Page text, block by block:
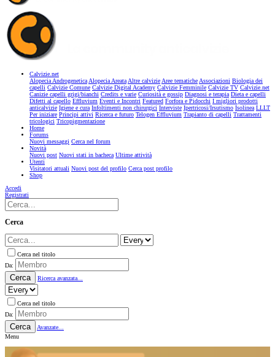
Calvizie.net
Alopecia AndrogeneticaAlopecia AreataAltre calvizieAree tematicheAssociazioni Biologia dei
capelli Calvizie Comune Calvizie Digital Academy Calvizie Femminile Calvizie TV Calvizie.net
Canizie capelli grigi/bianchi Credits e varie Curiosità e gossip Diagnosi e terapia Dieta e capelli
Difetti al capello Effluvium Eventi e Incontri Featured Forfora e Pidocchi I migliori prodotti
anticalvizie Igiene e cura Infoltimenti non chirurgici Interviste Ipertricosi/Irsutismo Isolinea LLLT
Per iniziare Principi attivi Ricerca e futuro Telogen Effluvium Trapianto di capelli Trattamenti
tricologici Tricopigmentazione
Home
Forums
Nuovi messaggi Cerca nel forum
Novità
Nuovi post Nuovi stati in bacheca Ultime attività
Utenti
Visitatori attuali Nuovi post del profilo Cerca post profilo
Shop
Accedi
Registrati
Cerca
Cerca nel titolo
Da:
Cerca Ricerca avanzata...
Cerca nel titolo
Da:
Cerca
Avanzate...
Menu